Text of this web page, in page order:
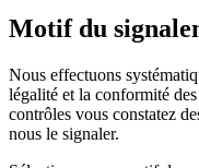
Motif du
Nous effectuons
légalité et la conformité
contrôles vous constatez
nous le signaler.